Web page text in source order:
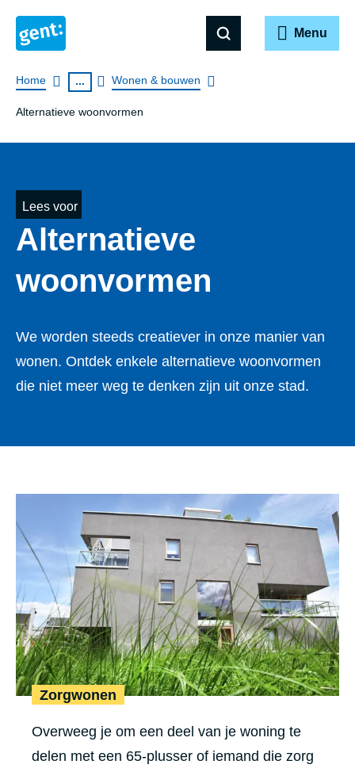
Menu
Breadcrumb
Home ... Wonen & bouwen
Alternatieve woonvormen
Lees voor
Alternatieve
woonvormen
We worden steeds creatiever in onze manier van
wonen. Ontdek enkele alternatieve woonvormen
die niet meer weg te denken zijn uit onze stad.
Zorgwonen
Overweeg je om een deel van je woning te
delen met een 65-plusser of iemand die zorg